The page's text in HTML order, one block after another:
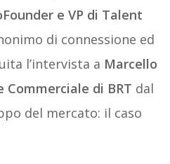
e VP di Talent
di connessione ed
l’intervista a Marcello
Commerciale di BRT dal
del mercato: il caso